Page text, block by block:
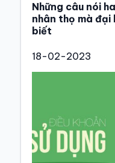
Những câu nói
nhân thọ mà đại
biết
18-02-2023